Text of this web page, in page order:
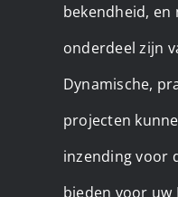
bekendheid, en
onderdeel zijn
Dynamische,
projecten
inzending voor
bieden voor uw